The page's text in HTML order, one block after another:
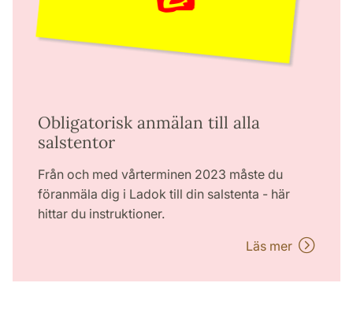
Obligatorisk anmälan till alla
salstentor
Från och med vårterminen 2023 måste du
föranmäla dig i Ladok till din salstenta - här
hittar du instruktioner.
Läs mer